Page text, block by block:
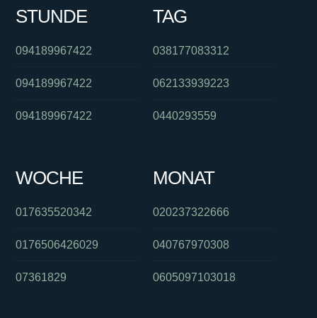
STUNDE
094189967422
094189967422
094189967422
TAG
038177083312
062133939223
0440293559
WOCHE
017635520342
0176506426029
07361829
MONAT
020237322666
040767970308
0605097103018